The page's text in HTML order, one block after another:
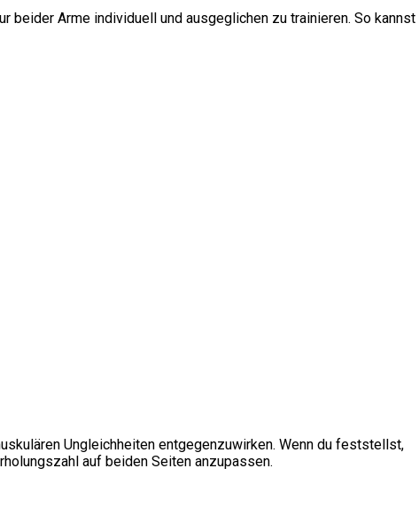
Arme individuell und ausgeglichen zu trainieren. So kannst
Ungleichheiten entgegenzuwirken. Wenn du feststellst,
auf beiden Seiten anzupassen.